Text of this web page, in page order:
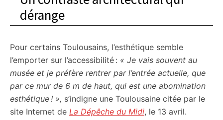
dérange
Pour certains Toulousains, l’esthétique semble
l’emporter sur l’accessibilité : « Je vais souvent au
musée et je préfère rentrer par l’entrée actuelle, que
par ce mur de 6 m de haut, qui est une abomination
esthétique ! », s’indigne une Toulousaine citée par le
site Internet de La Dépêche du Midi, le 13 avril.